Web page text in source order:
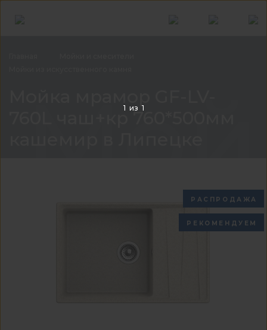
760L чаш+кр 760*500мм
РАСПРОДАЖА
РЕКОМЕНДУЕМ
1 из 1